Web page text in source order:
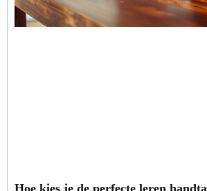
Hoe kies je de perfecte leren